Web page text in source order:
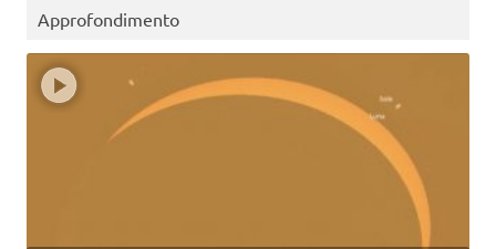
Approfondimento